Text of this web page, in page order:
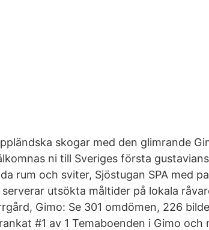
skogar med den glimrande
ni till Sveriges första
rum och sviter, Sjöstugan SPA med
utsökta måltider på lokala
Gimo: Se 301 omdömen, 226
#1 av 1 Temaboenden i Gimo och